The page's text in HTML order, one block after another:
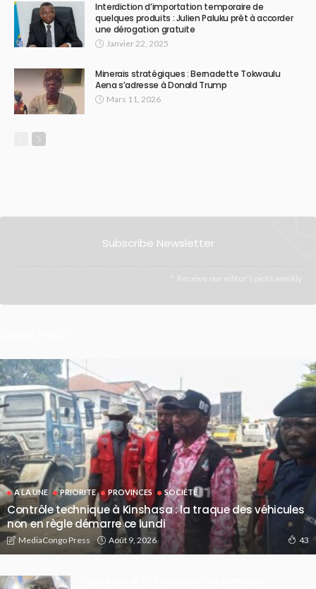
Interdiction d’importation temporaire de
quelques produits : Julien Paluku prêt à accorder
une dérogation gratuite
Janvier 22, 2025
Minerais stratégiques : Bernadette Tokwaulu
Aena s’adresse à Donald Trump
Mars 11, 2026
Subscribe Newsletter
Receive our editor's picks weekly
A LA UNE PRIORITE PROVINCES SOCIÉTÉ
Contrôle technique à Kinshasa : la traque des véhicules
non en règle démarre ce lundi
MediaCongo Press Août 9, 2026 43